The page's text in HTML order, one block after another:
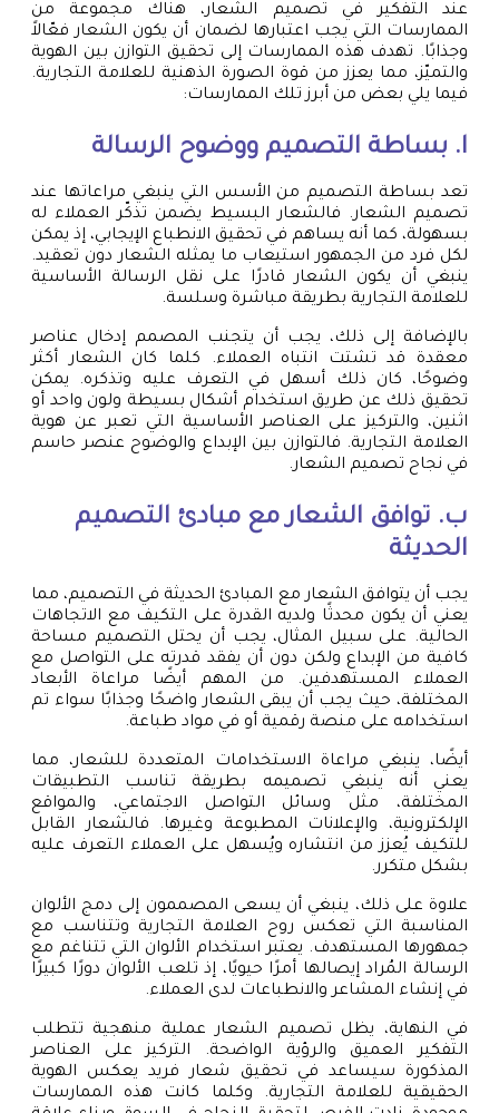
عند التفكير في تصميم الشعار، هناك مجموعة من
الممارسات التي يجب اعتبارها لضمان أن يكون الشعار فعّالاً
وجذابًا. تهدف هذه الممارسات إلى تحقيق التوازن بين الهوية
والتميّز، مما يعزز من قوة الصورة الذهنية للعلامة التجارية.
فيما يلي بعض من أبرز تلك الممارسات:
ا. بساطة التصميم ووضوح الرسالة
تعد بساطة التصميم من الأسس التي ينبغي مراعاتها عند
تصميم الشعار. فالشعار البسيط يضمن تذكّر العملاء له
بسهولة، كما أنه يساهم في تحقيق الانطباع الإيجابي، إذ يمكن
لكل فرد من الجمهور استيعاب ما يمثله الشعار دون تعقيد.
ينبغي أن يكون الشعار قادرًا على نقل الرسالة الأساسية
للعلامة التجارية بطريقة مباشرة وسلسة.
بالإضافة إلى ذلك، يجب أن يتجنب المصمم إدخال عناصر
معقدة قد تشتت انتباه العملاء. كلما كان الشعار أكثر
وضوحًا، كان ذلك أسهل في التعرف عليه وتذكره. يمكن
تحقيق ذلك عن طريق استخدام أشكال بسيطة ولون واحد أو
اثنين، والتركيز على العناصر الأساسية التي تعبر عن هوية
العلامة التجارية. فالتوازن بين الإبداع والوضوح عنصر حاسم
في نجاح تصميم الشعار.
ب. توافق الشعار مع مبادئ التصميم
الحديثة
يجب أن يتوافق الشعار مع المبادئ الحديثة في التصميم، مما
يعني أن يكون محدثًا ولديه القدرة على التكيف مع الاتجاهات
الحالية. على سبيل المثال، يجب أن يحتل التصميم مساحة
كافية من الإبداع ولكن دون أن يفقد قدرته على التواصل مع
العملاء المستهدفين. من المهم أيضًا مراعاة الأبعاد
المختلفة، حيث يجب أن يبقى الشعار واضحًا وجذابًا سواء تم
استخدامه على منصة رقمية أو في مواد طباعة.
أيضًا، ينبغي مراعاة الاستخدامات المتعددة للشعار، مما
يعني أنه ينبغي تصميمه بطريقة تناسب التطبيقات
المختلفة، مثل وسائل التواصل الاجتماعي، والمواقع
الإلكترونية، والإعلانات المطبوعة وغيرها. فالشعار القابل
للتكيف يُعزز من انتشاره ويُسهل على العملاء التعرف عليه
بشكل متكرر.
علاوة على ذلك، ينبغي أن يسعى المصممون إلى دمج الألوان
المناسبة التي تعكس روح العلامة التجارية وتتناسب مع
جمهورها المستهدف. يعتبر استخدام الألوان التي تتناغم مع
الرسالة المُراد إيصالها أمرًا حيويًا، إذ تلعب الألوان دورًا كبيرًا
في إنشاء المشاعر والانطباعات لدى العملاء.
في النهاية، يظل تصميم الشعار عملية منهجية تتطلب
التفكير العميق والرؤية الواضحة. التركيز على العناصر
المذكورة سيساعد في تحقيق شعار فريد يعكس الهوية
الحقيقية للعلامة التجارية. وكلما كانت هذه الممارسات